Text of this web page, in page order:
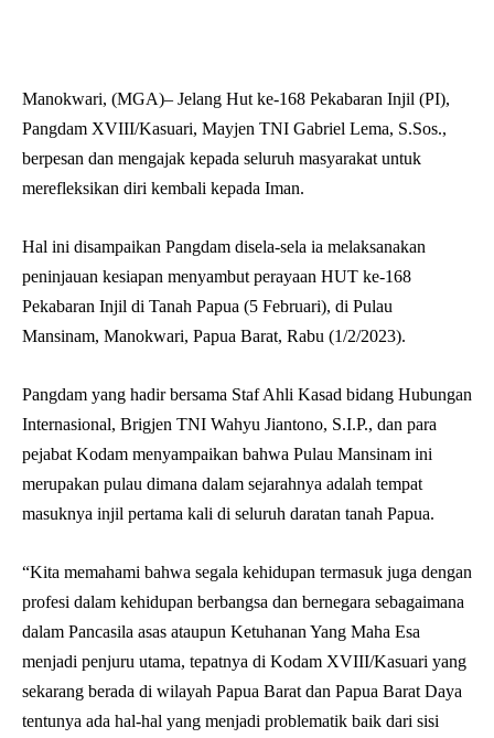
Manokwari, (MGA)– Jelang Hut ke-168 Pekabaran Injil (PI),
Pangdam XVIII/Kasuari, Mayjen TNI Gabriel Lema, S.Sos.,
berpesan dan mengajak kepada seluruh masyarakat untuk
merefleksikan diri kembali kepada Iman.
Hal ini disampaikan Pangdam disela-sela ia melaksanakan
peninjauan kesiapan menyambut perayaan HUT ke-168
Pekabaran Injil di Tanah Papua (5 Februari), di Pulau
Mansinam, Manokwari, Papua Barat, Rabu (1/2/2023).
Pangdam yang hadir bersama Staf Ahli Kasad bidang Hubungan
Internasional, Brigjen TNI Wahyu Jiantono, S.I.P., dan para
pejabat Kodam menyampaikan bahwa Pulau Mansinam ini
merupakan pulau dimana dalam sejarahnya adalah tempat
masuknya injil pertama kali di seluruh daratan tanah Papua.
“Kita memahami bahwa segala kehidupan termasuk juga dengan
profesi dalam kehidupan berbangsa dan bernegara sebagaimana
dalam Pancasila asas ataupun Ketuhanan Yang Maha Esa
menjadi penjuru utama, tepatnya di Kodam XVIII/Kasuari yang
sekarang berada di wilayah Papua Barat dan Papua Barat Daya
tentunya ada hal-hal yang menjadi problematik baik dari sisi